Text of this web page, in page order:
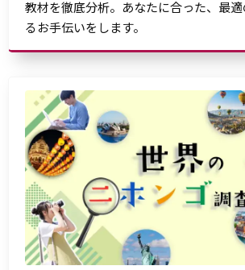
教材を徹底分析。あなたに合った、最
るお手伝いをします。